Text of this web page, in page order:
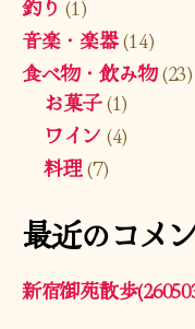
釣り (1)
音楽・楽器(14)
食べ物・飲み物(23)
お菓子(1)
ワイン (4)
料理(7)
最近のコメ
新宿御苑散歩